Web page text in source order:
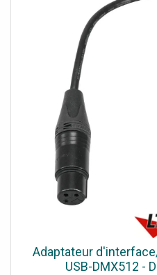
Adaptateur
USB-DMX512 -